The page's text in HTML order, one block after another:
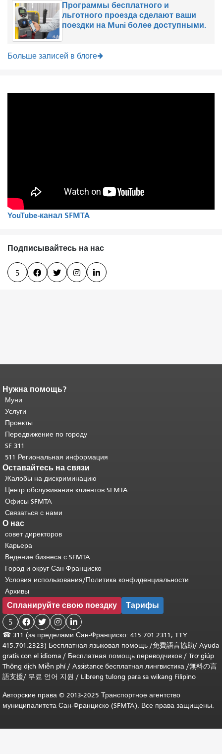
Программы бесплатного и
льготного проезда сделают ваши
поездки на Muni более доступными.
Больше записей в блоге
YouTube-канал SFMTA
Подписывайтесь на нас
5    
Конец содержимого
страницы.
страницы повторяется на каждой
странице.
основного содержимого .
Нужна помощь?
Муни
Услуги
Проекты
Передвижение по городу
SF 311
511 Региональная информация
Оставайтесь на связи
Жалобы на дискриминацию
Центр обслуживания клиентов SFMTA
Офисы SFMTA
Связаться с нами
О нас
совет директоров
Карьера
Ведение бизнеса с SFMTA
Город и округ Сан-Франциско
Условия использования/Политика конфиденциальности
Архивы
Спланируйте свою поездку Тарифы
5    
☎ 311 (за пределами Сан-Франциско: 415.701.2311; TTY
415.701.2323) Бесплатная языковая помощь /免費語言協助/ Ayuda
gratis con el idioma / Бесплатная помощь переводчиков / Trợ giúp
Thông dịch Miễn phí/ Assistance бесплатная лингвистика /無料の言
語支援/ 무료 언어 지원 / Libreng tulong para sa wikang Filipino
Авторские права © 2013-2025 Транспортное агентство
муниципалитета Сан-Франциско (SFMTA). Все права защищены.